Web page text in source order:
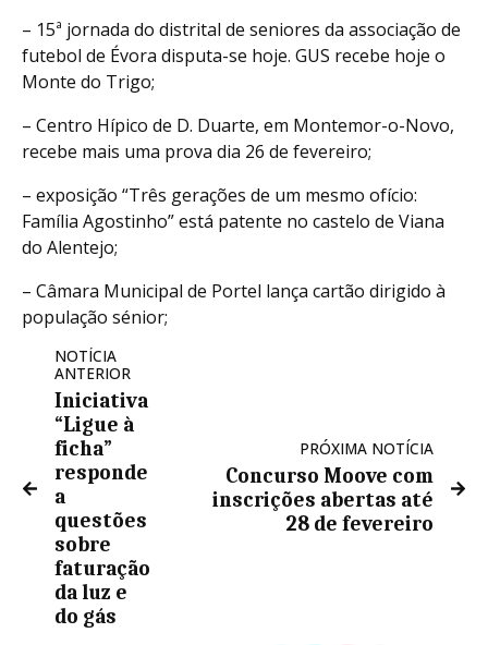
– 15ª jornada do distrital de seniores da associação de
futebol de Évora disputa-se hoje. GUS recebe hoje o
Monte do Trigo;
– Centro Hípico de D. Duarte, em Montemor-o-Novo,
recebe mais uma prova dia 26 de fevereiro;
– exposição “Três gerações de um mesmo ofício:
Família Agostinho” está patente no castelo de Viana
do Alentejo;
– Câmara Municipal de Portel lança cartão dirigido à
população sénior;
NOTÍCIA
ANTERIOR
Iniciativa
“Ligue à
ficha”
responde
a
questões
sobre
faturação
da luz e
do gás
PRÓXIMA NOTÍCIA
Concurso Moove com
inscrições abertas até
28 de fevereiro